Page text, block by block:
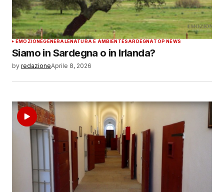
EMOZIONEGENERALENATURA E AMBIENTESARDEGNATOP NEWS
Siamo in Sardegna o in Irlanda?
by redazioneAprile 8, 2026